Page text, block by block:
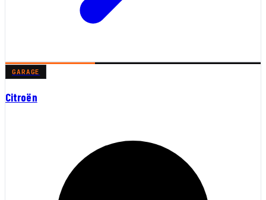
GARAGE
Citroën